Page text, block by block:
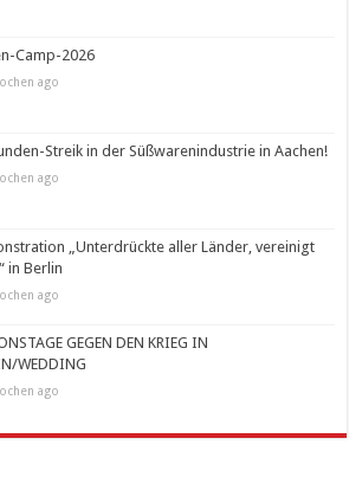
Camp-2026
ago
Streik in der Süßwarenindustrie in Aachen!
ago
„Unterdrückte aller Länder, vereinigt
in Berlin
ago
GEGEN DEN KRIEG IN
WEDDING
ago